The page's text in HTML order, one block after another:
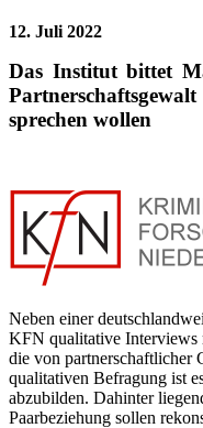
12. Juli 2022
Das Institut bittet
sprechen wollen
Neben einer
KFN qualitative Interviews
die von partnerschaftlicher
qualitativen Befragung ist
abzubilden. Dahinter
Paarbeziehung sollen